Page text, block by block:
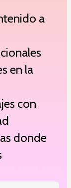
a
en la
con
donde